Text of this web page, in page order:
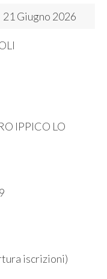
21 Giugno 2026
IPPICO LO
iscrizioni)